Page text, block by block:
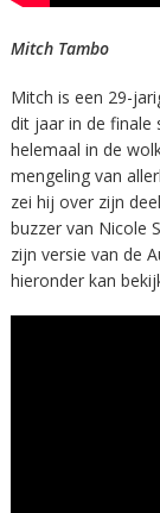
Mitch Tambo
Mitch is een 29-
dit jaar in de finale
helemaal in de
mengeling van
zei hij over zijn
buzzer van Nicole
zijn versie van de
hieronder kan